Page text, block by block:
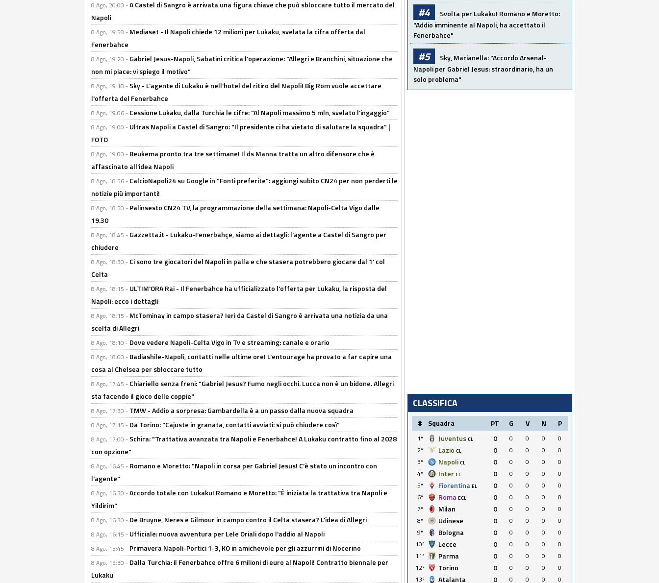
8 Ago, 20:00 -A Castel di Sangro è arrivata una figura chiave che può sbloccare tutto il mercato del
Napoli
8 Ago, 19:58 - Mediaset - Il Napoli chiede 12 milioni per Lukaku, svelata la cifra offerta dal
Fenerbahce
8 Ago, 19:20 - Gabriel Jesus-Napoli, Sabatini critica l’operazione: “Allegri e Branchini, situazione che
non mi piace: vi spiego il motivo”
8 Ago, 19:18 - Sky - L'agente di Lukaku è nell'hotel del ritiro del Napoli! Big Rom vuole accettare
l'offerta del Fenerbahce
8 Ago, 19:06 - Cessione Lukaku, dalla Turchia le cifre: "Al Napoli massimo 5 mln, svelato l'ingaggio"
8 Ago, 19:00 - Ultras Napoli a Castel di Sangro: "Il presidente ci ha vietato di salutare la squadra" |
FOTO
8 Ago, 19:00 - Beukema pronto tra tre settimane! Il ds Manna tratta un altro difensore che è
affascinato all'idea Napoli
8 Ago, 18:56 - CalcioNapoli24 su Google in "Fonti preferite": aggiungi subito CN24 per non perderti le
notizie più importanti!
8 Ago, 18:50 - Palinsesto CN24 TV, la programmazione della settimana: Napoli-Celta Vigo dalle
19.30
8 Ago, 18:45 - Gazzetta.it - Lukaku-Fenerbahçe, siamo ai dettagli: l'agente a Castel di Sangro per
chiudere
8 Ago, 18:30 - Ci sono tre giocatori del Napoli in palla e che stasera potrebbero giocare dal 1' col
Celta
8 Ago, 18:15 - ULTIM'ORA Rai - Il Fenerbahce ha ufficializzato l'offerta per Lukaku, la risposta del
Napoli: ecco i dettagli
8 Ago, 18:15 - McTominay in campo stasera? Ieri da Castel di Sangro è arrivata una notizia da una
scelta di Allegri
8 Ago, 18:10 - Dove vedere Napoli-Celta Vigo in Tv e streaming: canale e orario
8 Ago, 18:00 - Badiashile-Napoli, contatti nelle ultime ore! L'entourage ha provato a far capire una
cosa al Chelsea per sbloccare tutto
8 Ago, 17:45 - Chiariello senza freni: "Gabriel Jesus? Fumo negli occhi. Lucca non è un bidone. Allegri
sta facendo il gioco delle coppie"
8 Ago, 17:30 - TMW - Addio a sorpresa: Gambardella è a un passo dalla nuova squadra
8 Ago, 17:15 - Da Torino: "Cajuste in granata, contatti avviati: si può chiudere così"
8 Ago, 17:00 - Schira: "Trattativa avanzata tra Napoli e Fenerbahce! A Lukaku contratto fino al 2028
con opzione"
8 Ago, 16:45 - Romano e Moretto: "Napoli in corsa per Gabriel Jesus! C'è stato un incontro con
l'agente"
8 Ago, 16:30 -Accordo totale con Lukaku! Romano e Moretto: "È iniziata la trattativa tra Napoli e
Yildirim"
8 Ago, 16:30 - De Bruyne, Neres e Gilmour in campo contro il Celta stasera? L'idea di Allegri
8 Ago, 16:15 - Ufficiale: nuova avventura per Lele Oriali dopo l'addio al Napoli
8 Ago, 15:45 - Primavera Napoli-Portici 1-3, KO in amichevole per gli azzurrini di Nocerino
8 Ago, 15:30 - Dalla Turchia: il Fenerbahce offre 6 milioni di euro al Napoli! Contratto biennale per
Lukaku
#4
Svolta per Lukaku! Romano e Moretto:
"Addio imminente al Napoli, ha accettato il
Fenerbahce"
#5
Sky, Marianella: "Accordo Arsenal-
Napoli per Gabriel Jesus: straordinario, ha un
solo problema"
CLASSIFICA
# Squadra PT G V N P
1º Juventus CL 0 0 0 0
0
2º
Lazio CL 0 0 0 0
0
3º
Napoli CL 0 0 0 0
0
4º
Inter CL 0 0 0 0
0
5º
Fiorentina EL 0 0 0 0
0
6º
Roma ECL 0 0 0 0
0
7º
Milan 0 0 0 0
0
8º
Udinese 0 0 0 0
0
9º
Bologna 0 0 0 0
0
10º
Lecce 0 0 0 0
0
11º
Parma 0 0 0 0
0
12º
Torino 0 0 0 0
0
13º
Atalanta 0 0 0 0 0